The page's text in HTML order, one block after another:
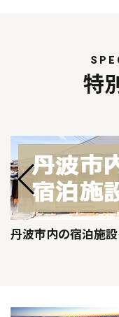
特
丹波市内の宿泊施